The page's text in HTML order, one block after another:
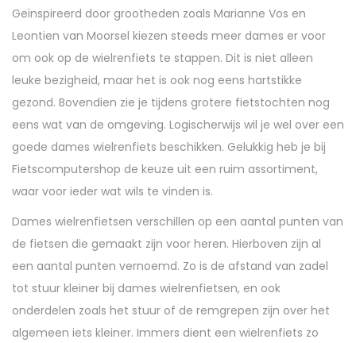
Geïnspireerd door grootheden zoals Marianne Vos en
Leontien van Moorsel kiezen steeds meer dames er voor
om ook op de wielrenfiets te stappen. Dit is niet alleen
leuke bezigheid, maar het is ook nog eens hartstikke
gezond. Bovendien zie je tijdens grotere fietstochten nog
eens wat van de omgeving. Logischerwijs wil je wel over een
goede dames wielrenfiets beschikken. Gelukkig heb je bij
Fietscomputershop de keuze uit een ruim assortiment,
waar voor ieder wat wils te vinden is.
Dames wielrenfietsen verschillen op een aantal punten van
de fietsen die gemaakt zijn voor heren. Hierboven zijn al
een aantal punten vernoemd. Zo is de afstand van zadel
tot stuur kleiner bij dames wielrenfietsen, en ook
onderdelen zoals het stuur of de remgrepen zijn over het
algemeen iets kleiner. Immers dient een wielrenfiets zo